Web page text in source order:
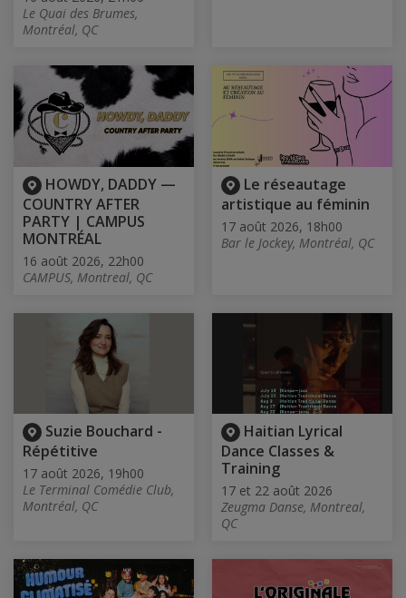
Le Quai des Brumes,
Montréal, QC
HOWDY, DADDY —
COUNTRY AFTER
PARTY | CAMPUS
MONTRÉAL
16 août 2026, 22h00
CAMPUS, Montreal, QC
Le réseautage
artistique au féminin
17 août 2026, 18h00
Bar le Jockey, Montréal, QC
Suzie Bouchard -
Répétitive
17 août 2026, 19h00
Le Terminal Comédie Club,
Montréal, QC
Haitian Lyrical
Dance Classes &
Training
17 et 22 août 2026
Zeugma Danse, Montreal,
QC